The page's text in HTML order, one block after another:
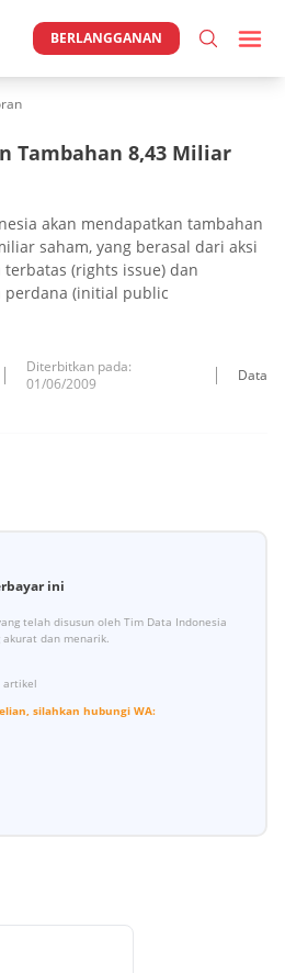
BERLANGGANAN
Tambahan 8,43 Miliar
akan mendapatkan tambahan
saham, yang berasal dari aksi
(rights issue) dan
perdana (initial public
Diterbitkan pada:
01/06/2009
Data
ini
telah disusun oleh Tim Data Indonesia
dan menarik.
artikel
silahkan hubungi WA: